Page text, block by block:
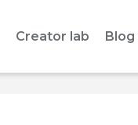
Creator lab Blog